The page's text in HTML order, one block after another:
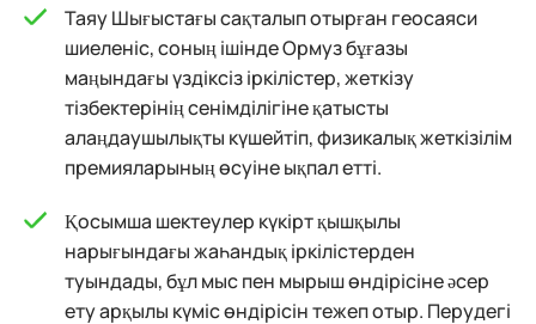
Таяу Шығыстағы сақталып отырған геосаяси
шиеленіс, соның ішінде Ормуз бұғазы
маңындағы үздіксіз іркілістер, жеткізу
тізбектерінің сенімділігіне қатысты
алаңдаушылықты күшейтіп, физикалық жеткізілім
премияларының өсуіне ықпал етті.
Қосымша шектеулер күкірт қышқылы
нарығындағы жаһандық іркілістерден
туындады, бұл мыс пен мырыш өндірісіне әсер
ету арқылы күміс өндірісін тежеп отыр. Перудегі